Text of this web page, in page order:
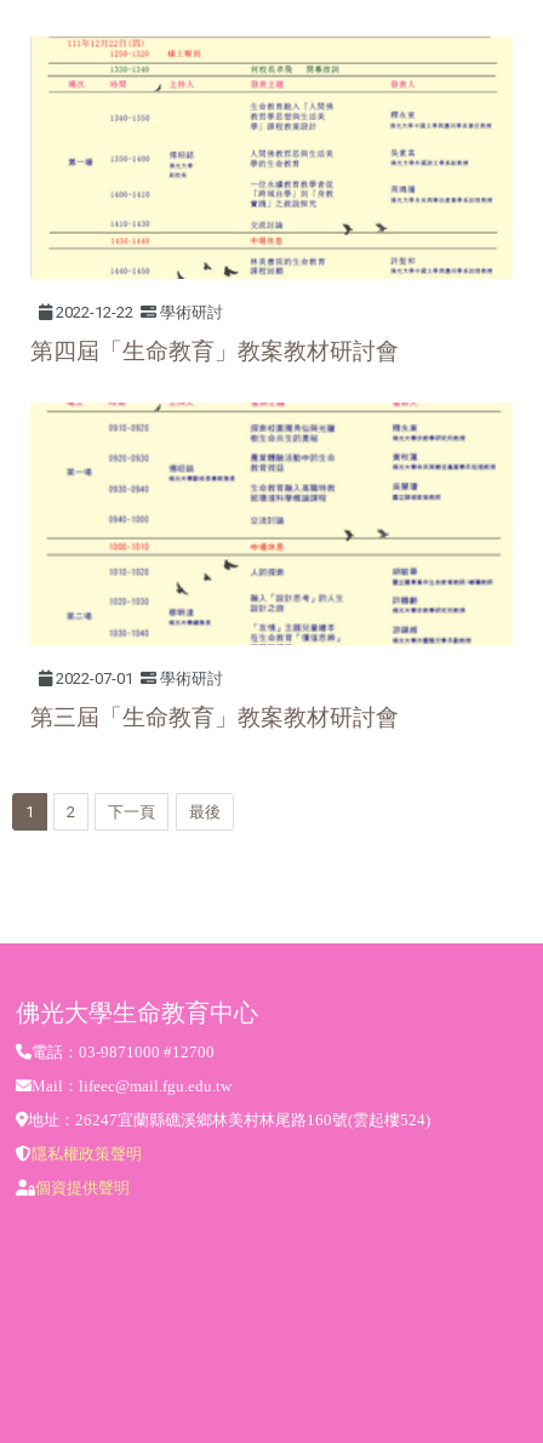
2022-12-22 學術研討
第四屆「生命教育」教案教材研討會
2022-07-01 學術研討
第三屆「生命教育」教案教材研討會
1 2 下一頁 最後
佛光大學生命教育中心
電話：03-9871000 #12700
Mail：lifeec@mail.fgu.edu.tw
地址：26247宜蘭縣礁溪鄉林美村林尾路160號(雲起樓524)
隱私權政策聲明
個資提供聲明